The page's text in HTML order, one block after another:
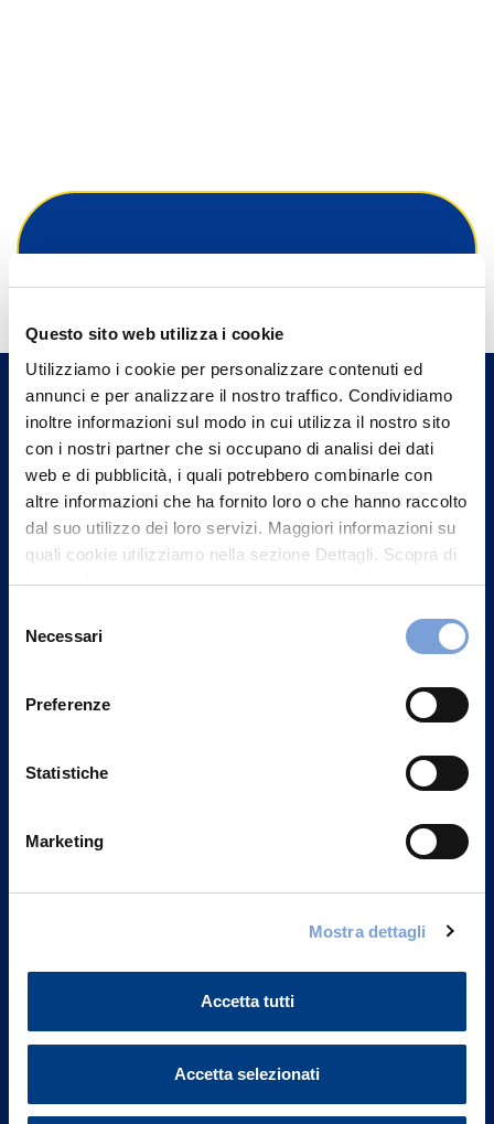
Questo sito web utilizza i cookie
Utilizziamo i cookie per personalizzare contenuti ed
annunci e per analizzare il nostro traffico. Condividiamo
inoltre informazioni sul modo in cui utilizza il nostro sito
con i nostri partner che si occupano di analisi dei dati
web e di pubblicità, i quali potrebbero combinarle con
altre informazioni che ha fornito loro o che hanno raccolto
dal suo utilizzo dei loro servizi. Maggiori informazioni su
quali cookie utilizziamo nella sezione Dettagli. Scopra di
più su chi siamo, come può contattarci e come trattiamo i
può trovare nel footer del sito nella sezione "Informativa
delNecessari
Preferenze
Statistiche
Marketing
Mostra dettagli
Accetta tutti
Accetta selezionati
Trova l'Agenzia più vicina a te e parla con
un nostro Agente.
Contattaci
Vittoria Assicurazioni S.p.A.
Part. IVA 01329510158
Sostenibilità